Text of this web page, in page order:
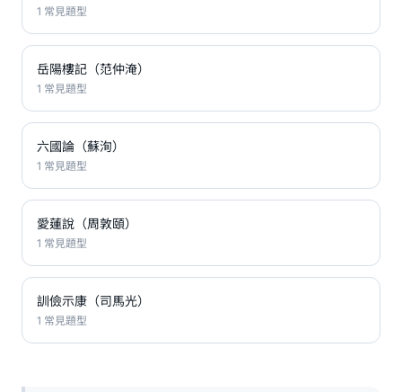
1 常見題型
岳陽樓記（范仲淹）
1 常見題型
六國論（蘇洵）
1 常見題型
愛蓮說（周敦頤）
1 常見題型
訓儉示康（司馬光）
1 常見題型